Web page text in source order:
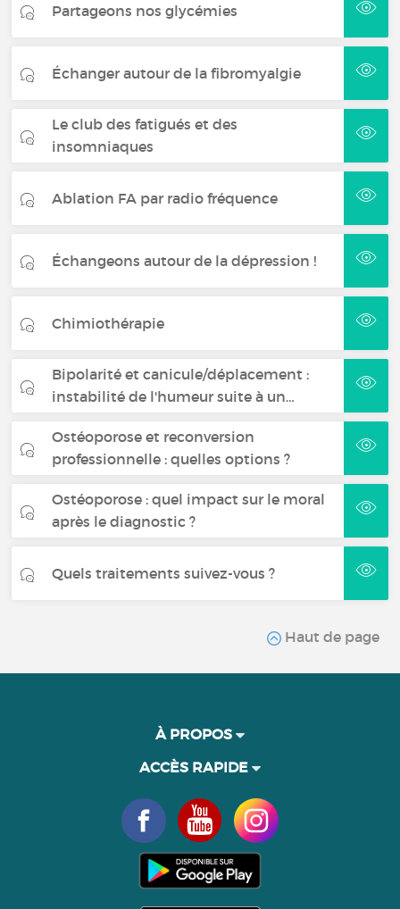
Partageons nos glycémies
Échanger autour de la fibromyalgie
Le club des fatigués et des
insomniaques
Ablation FA par radio fréquence
Échangeons autour de la dépression !
Chimiothérapie
Bipolarité et canicule/déplacement :
instabilité de l'humeur suite à un…
Ostéoporose et reconversion
professionnelle : quelles options ?
Ostéoporose : quel impact sur le moral
après le diagnostic ?
Quels traitements suivez-vous ?
Haut de page
À PROPOS
ACCÈS RAPIDE